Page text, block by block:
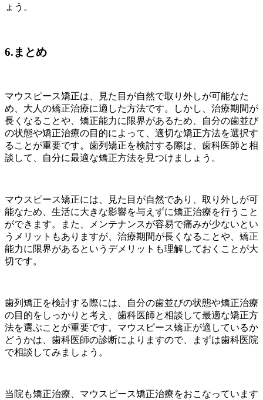
ょう。
6.まとめ
マウスピース矯正は、見た目が自然で取り外しが可能なた
め、大人の矯正治療に適した方法です。しかし、治療期間が
長くなることや、矯正能力に限界があるため、自分の歯並び
の状態や矯正治療の目的によって、適切な矯正方法を選択す
ることが重要です。歯列矯正を検討する際は、歯科医師と相
談して、自分に最適な矯正方法を見つけましょう。
マウスピース矯正には、見た目が自然であり、取り外しが可
能なため、生活に大きな影響を与えずに矯正治療を行うこと
ができます。また、メンテナンスが容易で痛みが少ないとい
うメリットもありますが、治療期間が長くなることや、矯正
能力に限界があるというデメリットも理解しておくことが大
切です。
歯列矯正を検討する際には、自分の歯並びの状態や矯正治療
の目的をしっかりと考え、歯科医師と相談して最適な矯正方
法を選ぶことが重要です。マウスピース矯正が適しているか
どうかは、歯科医師の診断によりますので、まずは歯科医院
で相談してみましょう。
当院も矯正治療、マウスピース矯正治療をおこなっています